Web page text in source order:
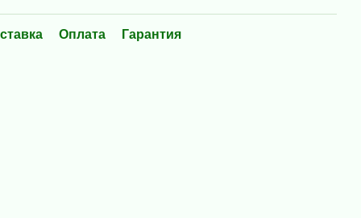
Оплата Гарантия